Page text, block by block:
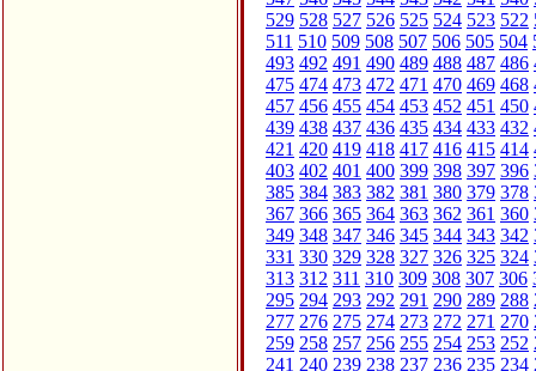
529 528 527 526 525 524 523 522
511 510 509 508 507 506 505 504
493 492 491 490 489 488 487 486
475 474 473 472 471 470 469 468
457 456 455 454 453 452 451 450
439 438 437 436 435 434 433 432
421 420 419 418 417 416 415 414
403 402 401 400 399 398 397 396
385 384 383 382 381 380 379 378
367 366 365 364 363 362 361 360
349 348 347 346 345 344 343 342
331 330 329 328 327 326 325 324
313 312 311 310 309 308 307 306
295 294 293 292 291 290 289 288
277 276 275 274 273 272 271 270
259 258 257 256 255 254 253 252
241 240 239 238 237 236 235 234